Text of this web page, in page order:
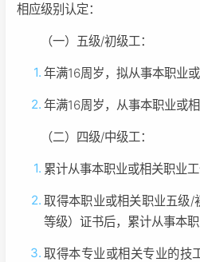
相应级别认定：
（一）五级/初级工：
年满16周岁，拟从事本职业或
年满16周岁，从事本职业或相
（二）四级/中级工：
累计从事本职业或相关职业工
取得本职业或相关职业五级/
等级）证书后，累计从事本
取得本专业或相关专业的技